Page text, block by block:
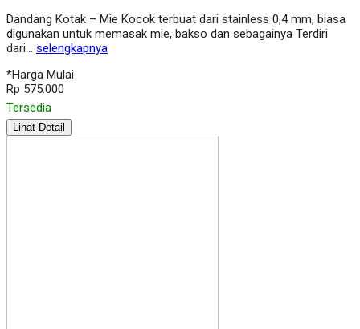
Dandang Kotak – Mie Kocok terbuat dari stainless 0,4 mm, biasa
digunakan untuk memasak mie, bakso dan sebagainya Terdiri
dari… selengkapnya
*Harga Mulai
Rp 575.000
Tersedia
Lihat Detail